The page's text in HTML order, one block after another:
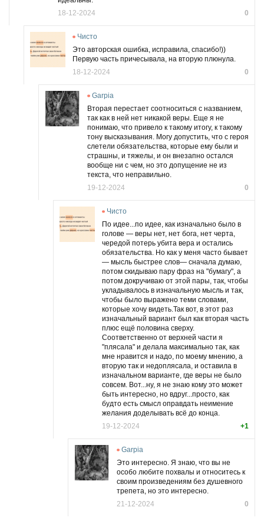
0
18-12-2024
Чисто
Это авторская ошибка, исправила, спасибо!))
Первую часть причесывала, на вторую плюнула.
0
18-12-2024
Garpia
Вторая перестает соотноситься с названием,
так как в ней нет никакой веры. Еще я не
понимаю, что привело к такому итогу, к такому
тону высказывания. Могу допустить, что с героя
слетели обязательства, которые ему были и
страшны, и тяжелы, и он внезапно остался
вообще ни с чем, но это допущение не из
текста, что неправильно.
0
19-12-2024
Чисто
По идее...по идее, как изначально было в
голове — веры нет, нет бога, нет черта,
чередой потерь убита вера и остались
обязательства. Но как у меня часто бывает
— мысль быстрее слов— сначала думаю,
потом скидываю пару фраз на "бумагу", а
потом докручиваю от этой пары, так, чтобы
укладывалось в изначальную мысль и так,
чтобы было выражено теми словами,
которые хочу видеть.Так вот, в этот раз
изначальный вариант был как вторая часть
плюс ещё половина сверху.
Соответственно от верхней части я
"плясала" и делала максимально так, как
мне нравится и надо, по моему мнению, а
вторую так и недоплясала, и оставила в
изначальном варианте, где веры не было
совсем. Вот...ну, я не знаю кому это может
быть интересно, но вдруг...просто, как
будто есть смысл оправдать неимение
желания доделывать всё до конца.
+1
19-12-2024
Garpia
Это интересно. Я знаю, что вы не
особо любите похвалы и относитесь к
своим произведениям без душевного
трепета, но это интересно.
0
21-12-2024